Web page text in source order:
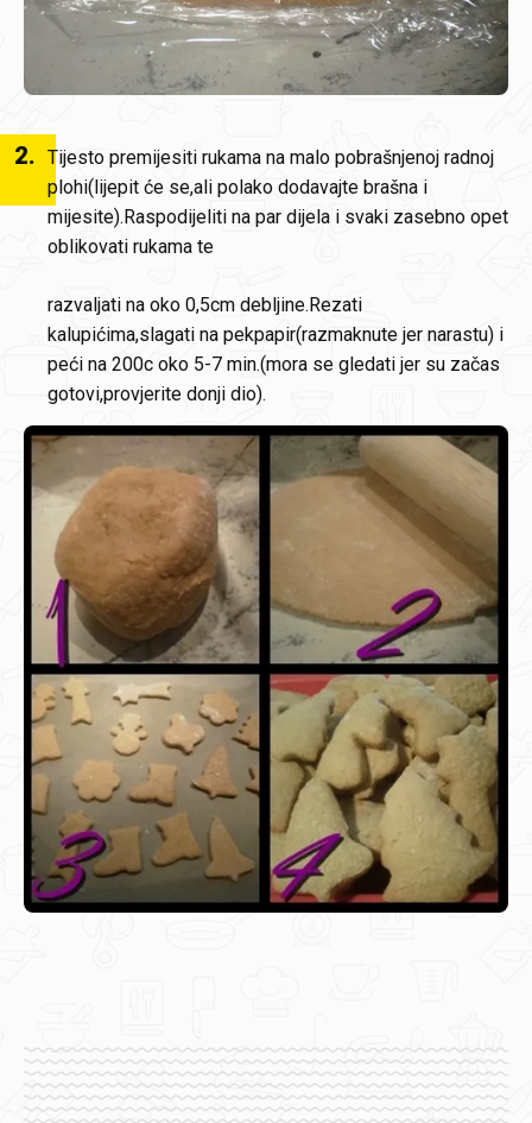
2. Tijesto premijesiti rukama na malo pobrašnjenoj radnoj
plohi(lijepit će se,ali polako dodavajte brašna i
mijesite).Raspodijeliti na par dijela i svaki zasebno opet
oblikovati rukama te
razvaljati na oko 0,5cm debljine.Rezati
kalupićima,slagati na pekpapir(razmaknute jer narastu) i
peći na 200c oko 5-7 min.(mora se gledati jer su začas
gotovi,provjerite donji dio).